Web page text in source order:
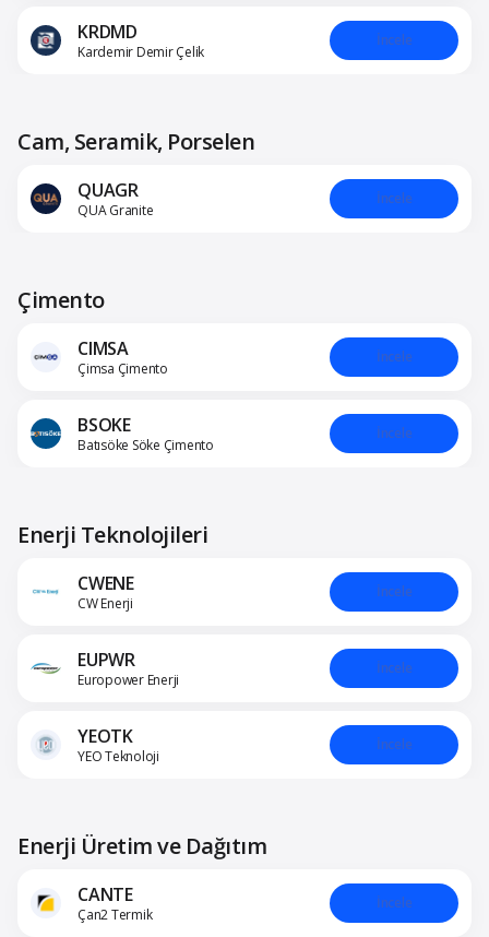
KRDMD
Kardemir Demir Çelik
İncele
Cam, Seramik, Porselen
QUAGR
QUA Granite
İncele
Çimento
CIMSA
Çimsa Çimento
İncele
BSOKE
Batısöke Söke Çimento
İncele
Enerji Teknolojileri
CWENE
CW Enerji
İncele
EUPWR
Europower Enerji
İncele
YEOTK
YEO Teknoloji
İncele
Enerji Üretim ve Dağıtım
CANTE
Çan2 Termik
İncele